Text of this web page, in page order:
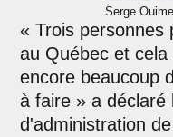
Serge
« Trois personnes
au Québec et
encore beaucoup
à faire » a déclaré
d'administration